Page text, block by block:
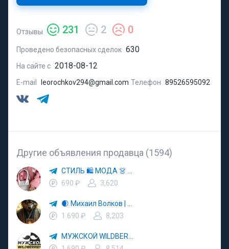
Отзывы 231 2 0
Проведено безопасных сделок 630
На сайте с 2018-08-12
E-mail leorochkov294@gmail.com Телефон 89526595092
Другие объявления продавца (1594)
690 ₽
3,620
1 690 ₽
8,203